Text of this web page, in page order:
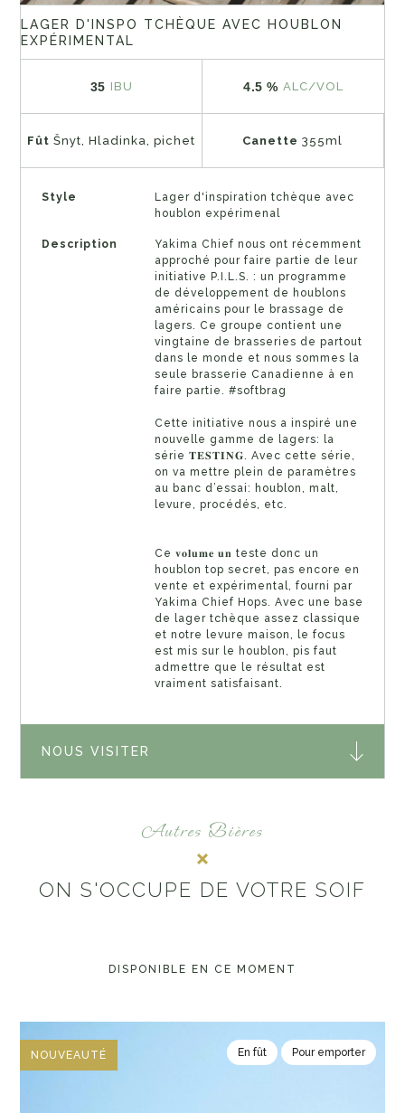
LAGER D'INSPO TCHÈQUE AVEC HOUBLON
EXPÉRIMENTAL
35 IBU 4.5 % ALC/VOL
FûtŠnyt, Hladinka, pichet Canette355ml
Style
Lager d'inspiration tchèque avec
houblon expérimenal
Description
Yakima Chief nous ont récemment
approché pour faire partie de leur
initiative P.I.L.S. : un programme
de développement de houblons
américains pour le brassage de
lagers. Ce groupe contient une
vingtaine de brasseries de partout
dans le monde et nous sommes la
seule brasserie Canadienne à en
faire partie. #softbrag
Cette initiative nous a inspiré une
nouvelle gamme de lagers: la
série 𝐓𝐄𝐒𝐓𝐈𝐍𝐆. Avec cette série,
on va mettre plein de paramètres
au banc d’essai: houblon, malt,
levure, procédés, etc.
Ce 𝐯𝐨𝐥𝐮𝐦𝐞 𝐮𝐧 teste donc un
houblon top secret, pas encore en
vente et expérimental, fourni par
Yakima Chief Hops. Avec une base
de lager tchèque assez classique
et notre levure maison, le focus
est mis sur le houblon, pis faut
admettre que le résultat est
vraiment satisfaisant.
NOUS VISITER
Autres Bières
ON S'OCCUPE DE VOTRE SOIF
DISPONIBLE EN CE MOMENT
NOUVEAUTÉ En fût Pour emporter